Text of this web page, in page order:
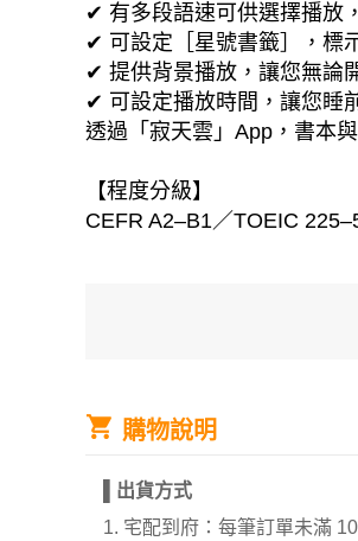
✔ 有多段語速可供選擇播放
✔ 可設定［星號書籤］，標
✔ 提供背景播放，讓您無論
✔ 可設定播放時間，讓您睡
透過「寂天雲」App，書本
【程度分級】
CEFR A2–B1／TOEIC
購物說明
出貨方式
1. 宅配到府：每筆訂單未滿